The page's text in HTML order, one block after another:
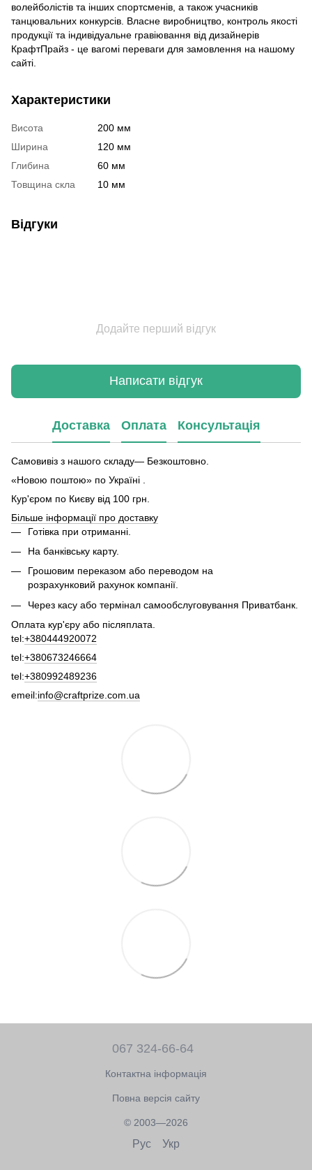
волейболістів та інших спортсменів, а також учасників
танцювальних конкурсів. Власне виробництво, контроль якості
продукції та індивідуальне гравіювання від дизайнерів
КрафтПрайз - це вагомі переваги для замовлення на нашому
сайті.
Характеристики
Висота
200 мм
Ширина
120 мм
Глибина
60 мм
Товщина скла
10 мм
Відгуки
Додайте перший відгук
Написати відгук
Доставка Оплата Консультація
Самовивіз з нашого складу— Безкоштовно.
«Новою поштою» по Україні .
Кур'єром по Києву від 100 грн.
Більше інформації про доставку
Готівка при отриманні.
На банківську карту.
Грошовим переказом або переводом на
розрахунковий рахунок компанії.
Через касу або термінал самообслуговування Приватбанк.
Оплата кур'єру або післяплата.
tel:+380444920072
tel:+380673246664
tel:+380992489236
emeil:info@craftprize.com.ua
067 324-66-64
Контактна інформація
Повна версія сайту
© 2003—2026
Рус Укр